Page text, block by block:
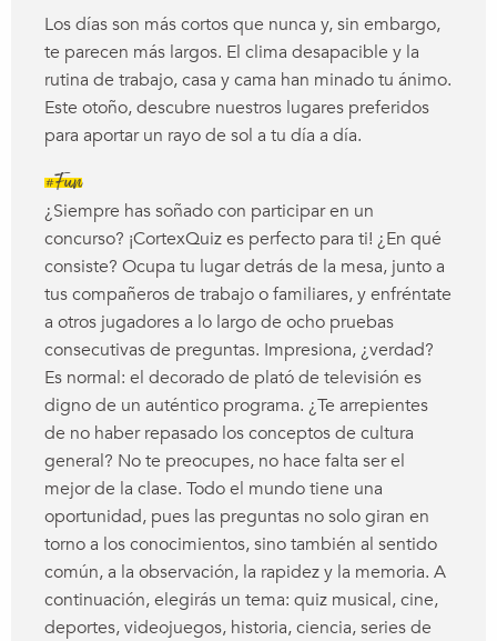
Los días son más cortos que nunca y, sin embargo,
te parecen más largos. El clima desapacible y la
rutina de trabajo, casa y cama han minado tu ánimo.
Este otoño, descubre nuestros lugares preferidos
para aportar un rayo de sol a tu día a día.
#Fun
¿Siempre has soñado con participar en un
concurso? ¡CortexQuiz es perfecto para ti! ¿En qué
consiste? Ocupa tu lugar detrás de la mesa, junto a
tus compañeros de trabajo o familiares, y enfréntate
a otros jugadores a lo largo de ocho pruebas
consecutivas de preguntas. Impresiona, ¿verdad?
Es normal: el decorado de plató de televisión es
digno de un auténtico programa. ¿Te arrepientes
de no haber repasado los conceptos de cultura
general? No te preocupes, no hace falta ser el
mejor de la clase. Todo el mundo tiene una
oportunidad, pues las preguntas no solo giran en
torno a los conocimientos, sino también al sentido
común, a la observación, la rapidez y la memoria. A
continuación, elegirás un tema: quiz musical, cine,
deportes, videojuegos, historia, ciencia, series de